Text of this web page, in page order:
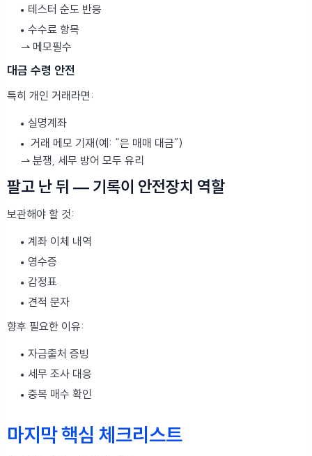
테스터 순도 반응
수수료 항목
⇀ 메모필수
대금 수령 안전
특히 개인 거래라면:
실명계좌
거래 메모 기재(예: “은 매매 대금”)
⇀ 분쟁, 세무 방어 모두 유리
팔고 난 뒤 — 기록이 안전장치 역할
보관해야 할 것:
계좌 이체 내역
영수증
감정표
견적 문자
향후 필요한 이유:
자금출처 증빙
세무 조사 대응
중복 매수 확인
마지막 핵심 체크리스트